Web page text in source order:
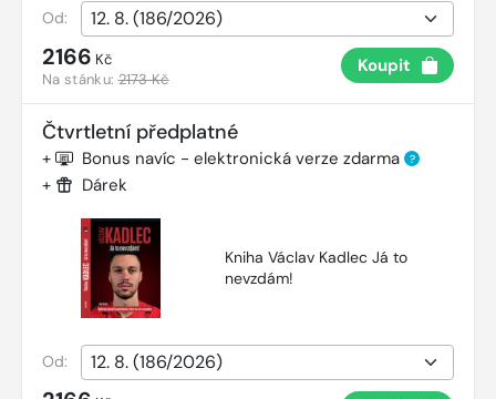
Od:
2166 Kč
Na stánku:2173 Kč
Koupit
Čtvrtletní předplatné
+ Bonus navíc - elektronická verze zdarma ?
+ Dárek
Kniha Václav Kadlec Já to
nevzdám!
Od: